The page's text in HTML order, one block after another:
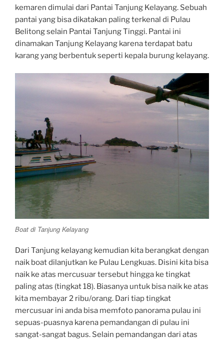
kemaren dimulai dari Pantai Tanjung Kelayang. Sebuah
pantai yang bisa dikatakan paling terkenal di Pulau
Belitong selain Pantai Tanjung Tinggi. Pantai ini
dinamakan Tanjung Kelayang karena terdapat batu
karang yang berbentuk seperti kepala burung kelayang.
Boat di Tanjung Kelayang
Dari Tanjung kelayang kemudian kita berangkat dengan
naik boat dilanjutkan ke Pulau Lengkuas. Disini kita bisa
naik ke atas mercusuar tersebut hingga ke tingkat
paling atas (tingkat 18). Biasanya untuk bisa naik ke atas
kita membayar 2 ribu/orang. Dari tiap tingkat
mercusuar ini anda bisa memfoto panorama pulau ini
sepuas-puasnya karena pemandangan di pulau ini
sangat-sangat bagus. Selain pemandangan dari atas